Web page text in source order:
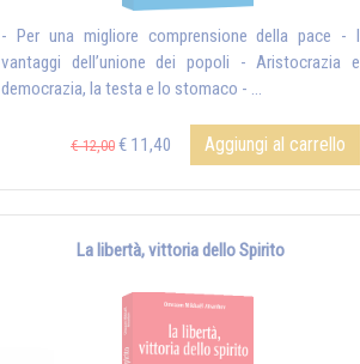
- Per una migliore comprensione della pace - I
vantaggi dell’unione dei popoli - Aristocrazia e
democrazia, la testa e lo stomaco - ...
€ 12,00 € 11,40 Aggiungi al carrello
La libertà, vittoria dello Spirito